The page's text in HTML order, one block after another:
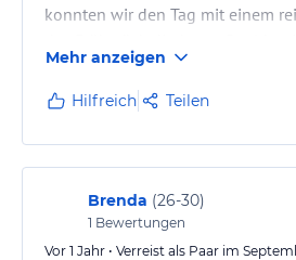
konnten wir den Tag mit einem
genießen. Das Personal ist sehr
hilfsbereit.
Mehr anzeigen
Hilfreich Teilen
Brenda (26-30)
1 Bewertungen
Vor 1 Jahr • Verreist als Paar im